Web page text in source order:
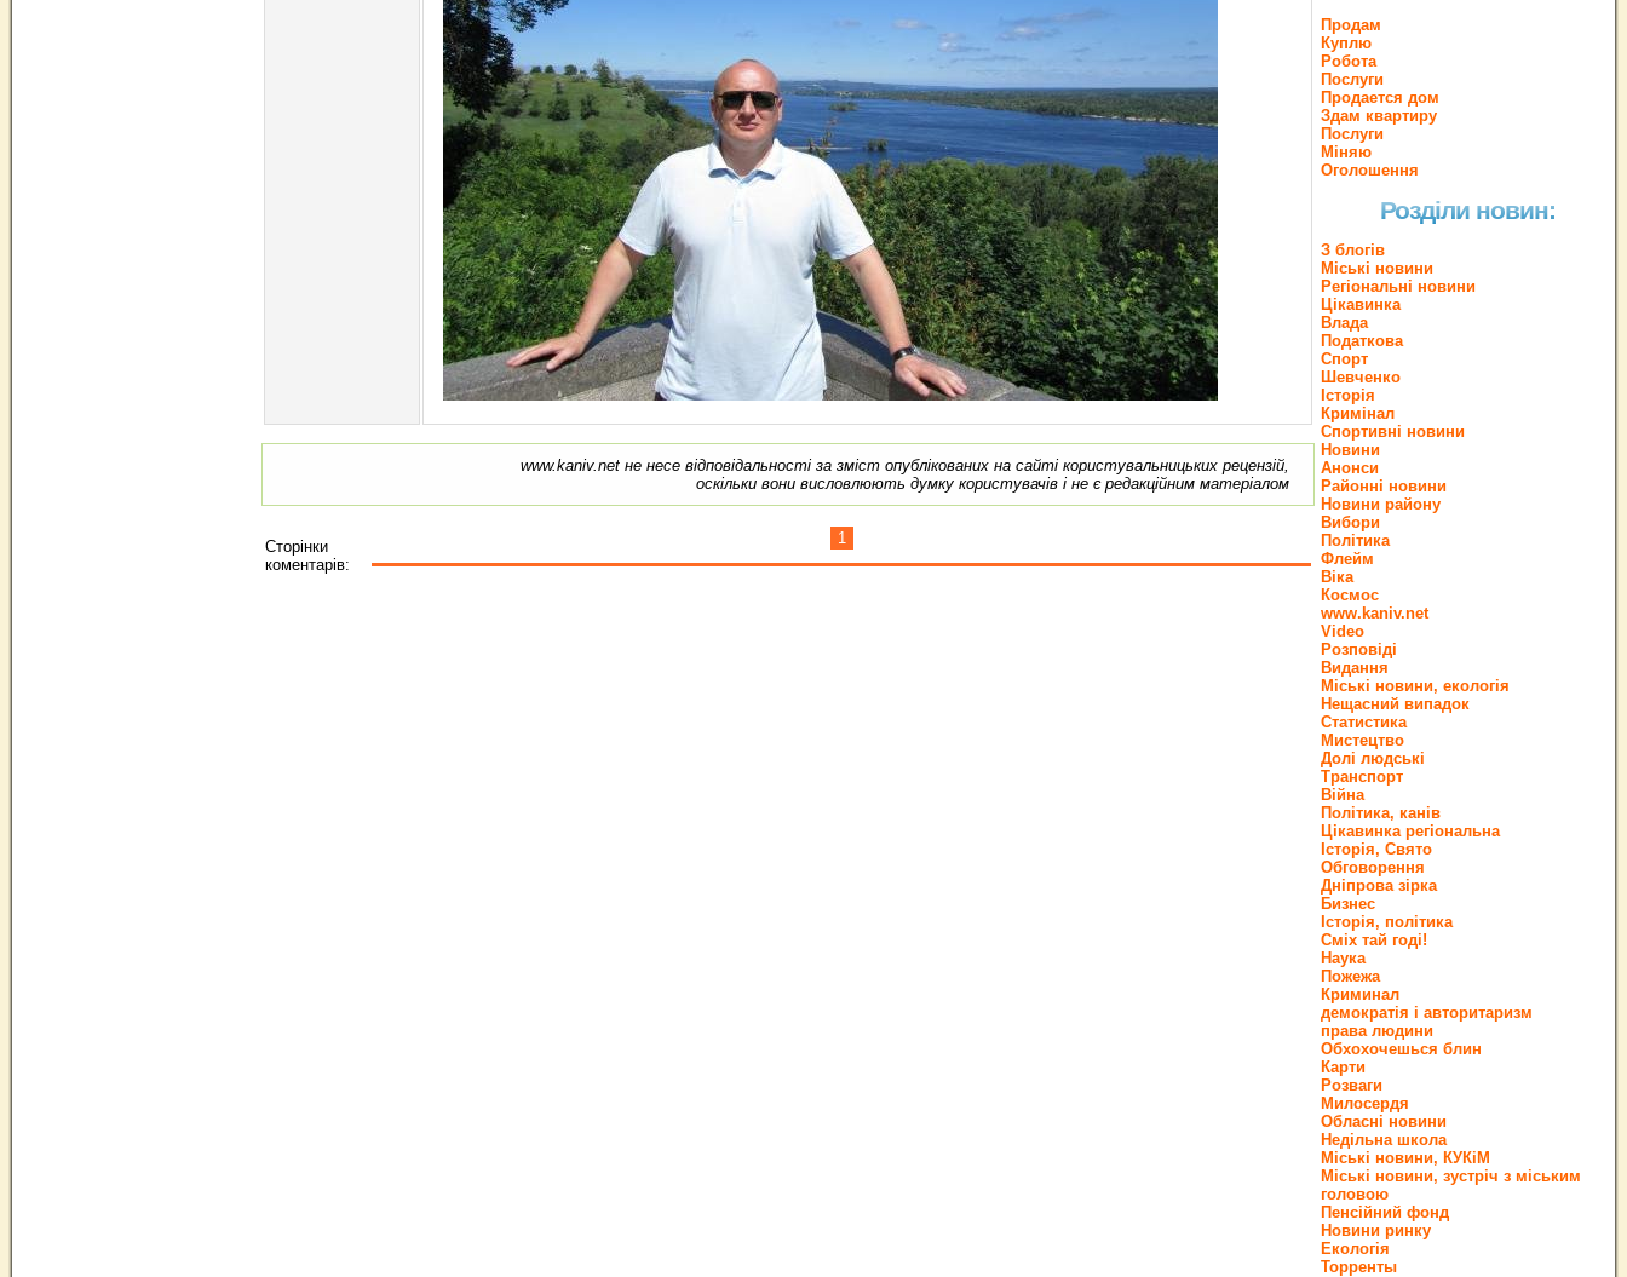
www.kaniv.net не несе відповідальності за зміст опублікованих на сайті користувальницьких рецензій,
оскільки вони висловлюють думку користувачів і не є редакційним матеріалом
Сторінки
коментарів:
1
Продам
Куплю
Робота
Послуги
Продается дом
Здам квартиру
Послуги
Міняю
Оголошення
Розділи новин:
З блогів
Міські новини
Регіональні новини
Цікавинка
Влада
Податкова
Спорт
Шевченко
Історія
Кримінал
Спортивні новини
Новини
Анонси
Районні новини
Новини району
Вибори
Політика
Флейм
Віка
Космос
www.kaniv.net
Video
Розповіді
Видання
Міські новини, екологія
Нещасний випадок
Статистика
Мистецтво
Долі людські
Транспорт
Війна
Політика, канів
Цікавинка регіональна
Історія, Свято
Обговорення
Дніпрова зірка
Бизнес
Історія, політика
Сміх тай годі!
Наука
Пожежа
Криминал
демократія і авторитаризм
права людини
Обхохочешься блин
Карти
Розваги
Милосердя
Обласні новини
Недільна школа
Міські новини, КУКіМ
Міські новини, зустріч з міським
головою
Пенсійний фонд
Новини ринку
Екологія
Торренты